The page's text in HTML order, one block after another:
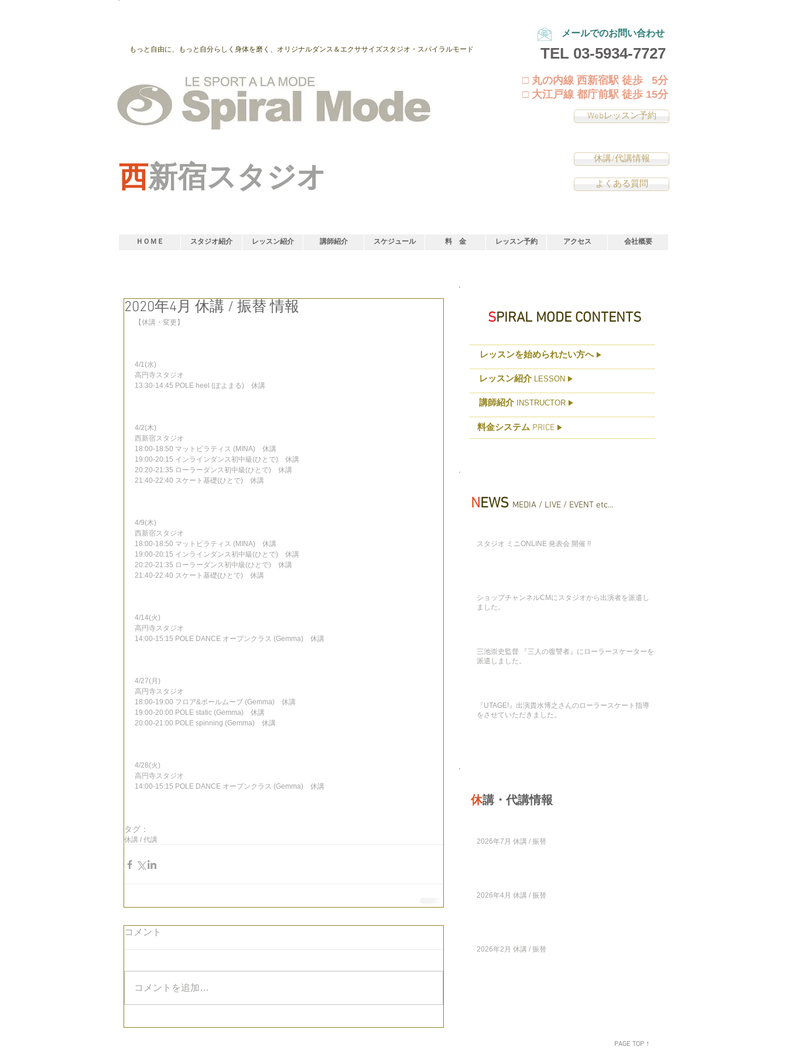
もっと自由に、もっと自分らしく身体を磨く、オリジナルダンス＆エクササイズスタジオ・スパイラルモード
西新宿スタジオ
メールでのお問い合わせ
TEL 03-5934-7727
□ 丸の内線 西新宿駅 徒歩 5分
□ 大江戸線 都庁前駅 徒歩 15分
Webレッスン予約
休講/代講情報
よくある質問
ＨＯＭＥ スタジオ紹介 レッスン紹介 講師紹介 スケジュール 料 金 レッスン予約 アクセス 会社概要
2020年4月 休講 / 振替 情報
【休講・変更】
4/1(水)
高円寺スタジオ
13:30-14:45 POLE heel (ぽよまる)　休講
4/2(木)
西新宿スタジオ
18:00-18:50 マットピラティス (MINA)　休講
19:00-20:15 インラインダンス初中級(ひとで)　休講
20:20-21:35 ローラーダンス初中級(ひとで)　休講
21:40-22:40 スケート基礎(ひとで)　休講
4/9(木)
西新宿スタジオ
18:00-18:50 マットピラティス (MINA)　休講
19:00-20:15 インラインダンス初中級(ひとで)　休講
20:20-21:35 ローラーダンス初中級(ひとで)　休講
21:40-22:40 スケート基礎(ひとで)　休講
4/14(火)
高円寺スタジオ
14:00-15:15 POLE DANCE オープンクラス (Gemma)　休講
4/27(月)
高円寺スタジオ
18:00-19:00 フロア&ポールムーブ (Gemma)　休講
19:00-20:00 POLE static (Gemma)　休講
20:00-21:00 POLE spinning (Gemma)　休講
4/28(火)
高円寺スタジオ
14:00-15:15 POLE DANCE オープンクラス (Gemma)　休講
タグ：
休講 / 代講
コメント
コメントを追加…
SPIRAL MODE CONTENTS
レッスンを始められたい方へ▶
レッスン紹介LESSON ▶
講師紹介INSTRUCTOR ▶
料金システム PRICE ▶
NEWS MEDIA / LIVE / EVENT etc...
スタジオ ミニONLINE 発表会 開催 !!
ショップチャンネルCMにスタジオから出演者を派遣し
ました。
三池崇史監督 『三人の復讐者』にローラースケーターを
派遣しました。
『UTAGE!』出演貴水博之さんのローラースケート指導
をさせていただきました。
休講・代講情報
2026年7月 休講 / 振替
2026年4月 休講 / 振替
2026年2月 休講 / 振替
PAGE TOP ↑